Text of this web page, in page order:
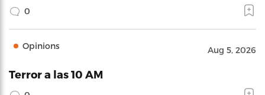
0
Opinions Aug 5, 2026
Terror a las 10 AM